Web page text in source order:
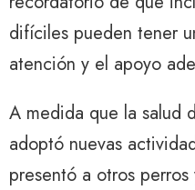
difíciles pueden tener
atención y el apoyo
A medida que la salud
adoptó nuevas
presentó a otros